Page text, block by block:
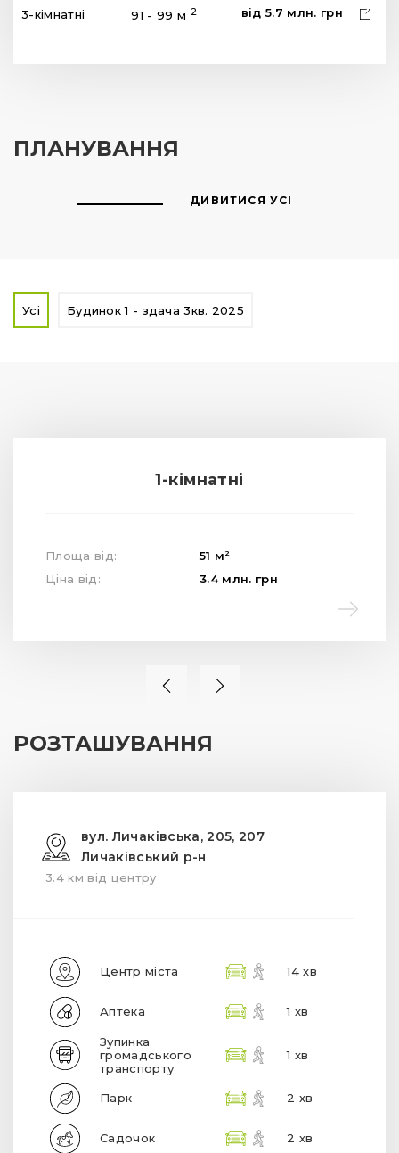
3-кімнатні 91 - 99 м 2 від5.7 млн. грн
ПЛАНУВАННЯ
ДИВИТИСЯ УСІ
Усі Будинок 1 - здача 3кв. 2025
1-кімнатні
Площа від: 51 м 2
Ціна від: 3.4 млн. грн
РОЗТАШУВАННЯ
вул. Личаківська, 205, 207
Личаківський р-н
3.4 км від центру
Центр міста 14 хв
Аптека 1 хв
Зупинка
громадського
транспорту
1 хв
Парк 2 хв
Садочок 2 хв